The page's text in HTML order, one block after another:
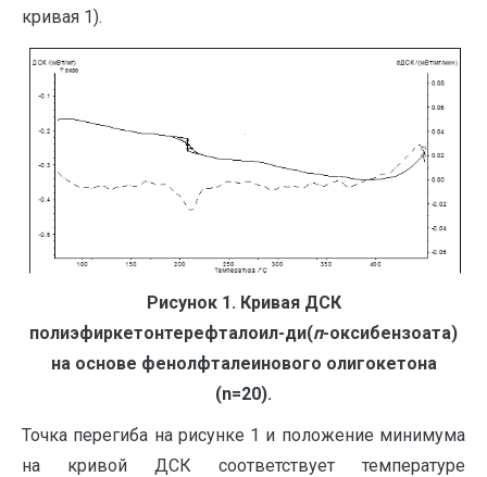
кривая 1).
Рисунок 1. Кривая ДСК
полиэфиркетонтерефталоил-ди(п-оксибензоата)
на основе фенолфталеинового олигокетона
(n=20).
Точка перегиба на рисунке 1 и положение минимума
на кривой ДСК соответствует температуре